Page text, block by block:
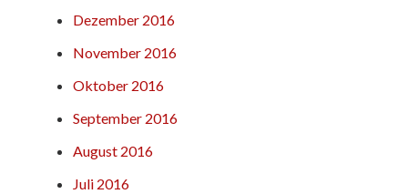
Dezember 2016
November 2016
Oktober 2016
September 2016
August 2016
Juli 2016